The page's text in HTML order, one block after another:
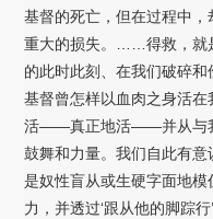
基督的死亡，但在过程中
重大的损失。……得救，就
的此时此刻、在我们破碎
基督曾怎样以血肉之身活
活——真正地活——并从与
鼓舞和力量。我们自此有意
是奴性盲从或生硬字面地
力，并透过‘跟从他的脚踪